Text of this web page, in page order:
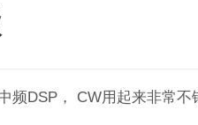
频DSP， CW用起来非常